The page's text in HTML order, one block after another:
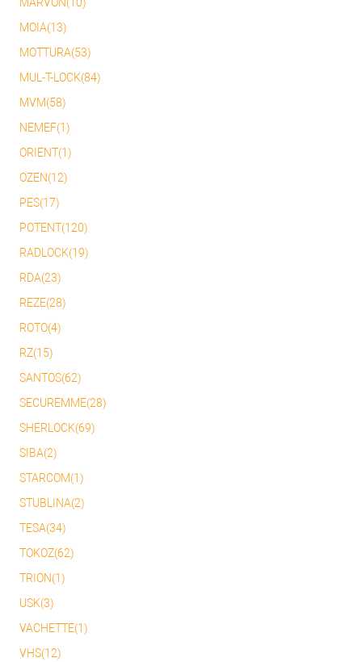
MOIA(13)
MOTTURA(53)
MUL-T-LOCK(84)
MVM(58)
NEMEF(1)
ORIENT(1)
OZEN(12)
PES(17)
POTENT(120)
RADLOCK(19)
RDA(23)
REZE(28)
ROTO(4)
RZ(15)
SANTOS(62)
SECUREMME(28)
SHERLOCK(69)
SIBA(2)
STARCOM(1)
STUBLINA(2)
TESA(34)
TOKOZ(62)
TRION(1)
USK(3)
VACHETTE(1)
VHS(12)